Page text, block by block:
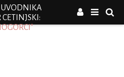
UVODNIKA
CETINJSKI: